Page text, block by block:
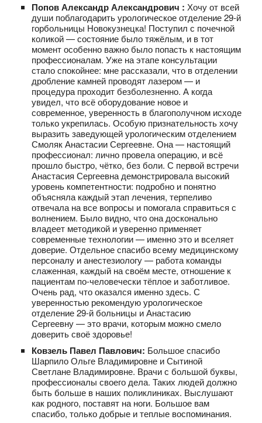
Попов Александр Александрович : Хочу от всей
души поблагодарить урологическое отделение 29‑й
горбольницы Новокузнецка! Поступил с почечной
коликой — состояние было тяжёлым, и в тот
момент особенно важно было попасть к настоящим
профессионалам. Уже на этапе консультации
стало спокойнее: мне рассказали, что в отделении
дробление камней проводят лазером — и
процедура проходит безболезненно. А когда
увидел, что всё оборудование новое и
современное, уверенность в благополучном исходе
только укрепилась. Особую признательность хочу
выразить заведующей урологическим отделением
Смоляк Анастасии Сергеевне. Она — настоящий
профессионал: лично провела операцию, и всё
прошло быстро, чётко, без боли. С первой встречи
Анастасия Сергеевна демонстрировала высокий
уровень компетентности: подробно и понятно
объясняла каждый этап лечения, терпеливо
отвечала на все вопросы и помогала справиться с
волнением. Было видно, что она досконально
владеет методикой и уверенно применяет
современные технологии — именно это и вселяет
доверие. Отдельное спасибо всему медицинскому
персоналу и анестезиологу — работа команды
слаженная, каждый на своём месте, отношение к
пациентам по‑человечески тёплое и заботливое.
Очень рад, что оказался именно здесь. С
уверенностью рекомендую урологическое
отделение 29‑й больницы и Анастасию
Сергеевну — это врачи, которым можно смело
доверить своё здоровье!
Ковзель Павел Павлович: Большое спасибо
Шарпило Ольге Владимировне и Сытиной
Светлане Владимировне. Врачи с большой буквы,
профессионалы своего дела. Таких людей должно
быть больше в наших поликлиниках. Выслушают
как родного, поставят на ноги. Большое вам
спасибо, только добрые и теплые воспоминания.